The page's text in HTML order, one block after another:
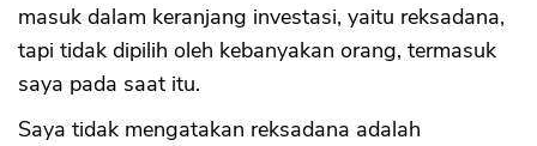
masuk dalam keranjang investasi, yaitu reksadana,
tapi tidak dipilih oleh kebanyakan orang, termasuk
saya pada saat itu.
Saya tidak mengatakan reksadana adalah